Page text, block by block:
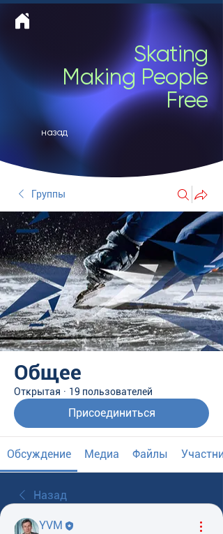
Skating
Making People
Free
назад
Группы
Общее
Открытая · 19 пользователей
Присоединиться
Обсуждение Медиа Файлы
Назад
YVM